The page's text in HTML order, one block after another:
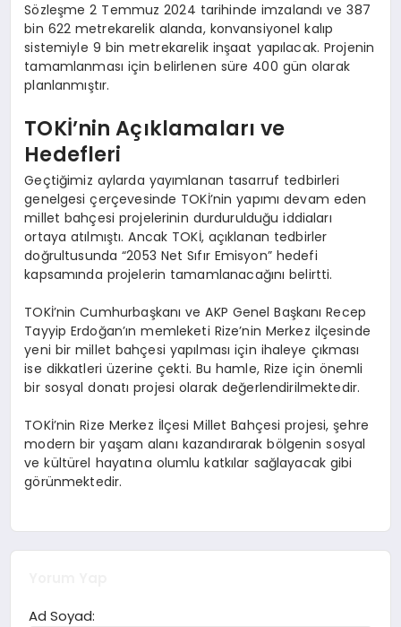
Sözleşme 2 Temmuz 2024 tarihinde imzalandı ve 387
bin 622 metrekarelik alanda, konvansiyonel kalıp
sistemiyle 9 bin metrekarelik inşaat yapılacak. Projenin
tamamlanması için belirlenen süre 400 gün olarak
planlanmıştır.
TOKİ’nin Açıklamaları ve
Hedefleri
Geçtiğimiz aylarda yayımlanan tasarruf tedbirleri
genelgesi çerçevesinde TOKİ’nin yapımı devam eden
millet bahçesi projelerinin durdurulduğu iddiaları
ortaya atılmıştı. Ancak TOKİ, açıklanan tedbirler
doğrultusunda “2053 Net Sıfır Emisyon” hedefi
kapsamında projelerin tamamlanacağını belirtti.
TOKİ’nin Cumhurbaşkanı ve AKP Genel Başkanı Recep
Tayyip Erdoğan’ın memleketi Rize’nin Merkez ilçesinde
yeni bir millet bahçesi yapılması için ihaleye çıkması
ise dikkatleri üzerine çekti. Bu hamle, Rize için önemli
bir sosyal donatı projesi olarak değerlendirilmektedir.
TOKİ’nin Rize Merkez İlçesi Millet Bahçesi projesi, şehre
modern bir yaşam alanı kazandırarak bölgenin sosyal
ve kültürel hayatına olumlu katkılar sağlayacak gibi
görünmektedir.
Ad Soyad: